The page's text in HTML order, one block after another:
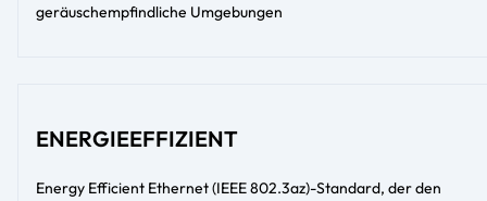
geräuschempfindliche Umgebungen
ENERGIEEFFIZIENT
Energy Efficient Ethernet (IEEE 802.3az)-Standard, der den